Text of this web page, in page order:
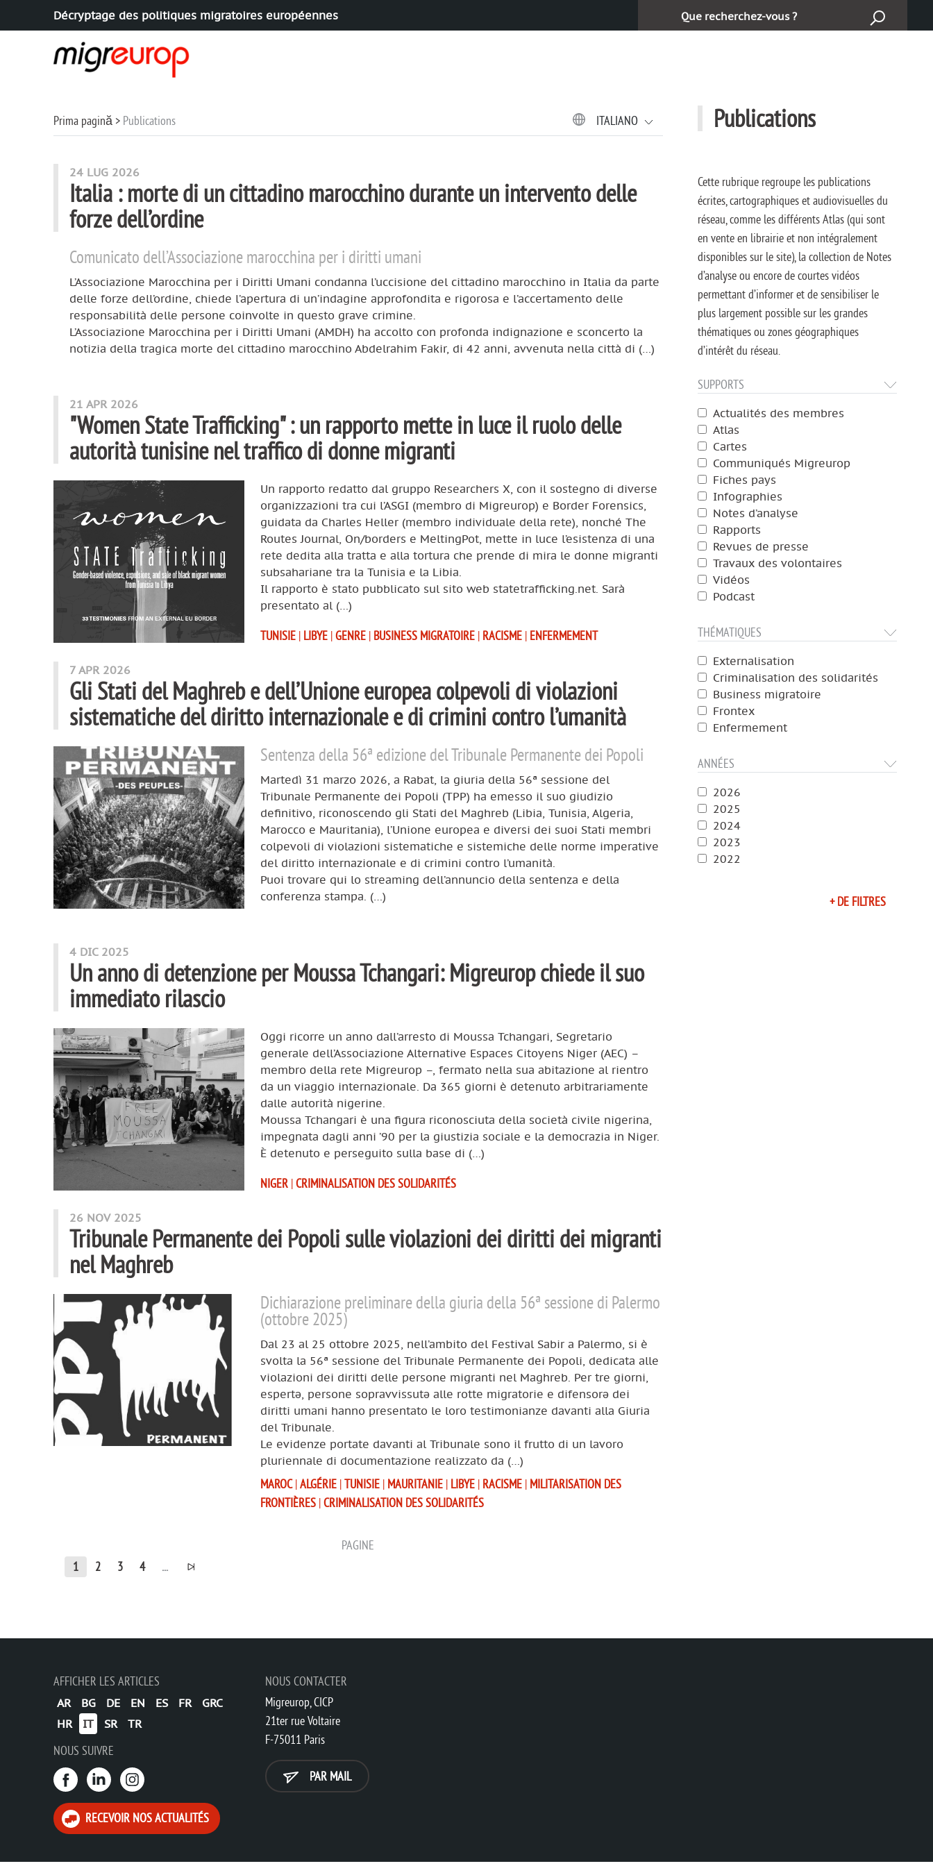
Aller à la navigation
Aller au contenu
Décryptage des politiques migratoires européennes Căutaţi :
Publications
Cette rubrique regroupe les publications
écrites, cartographiques et audiovisuelles du
réseau, comme les différents Atlas (qui sont
en vente en librairie et non intégralement
disponibles sur le site), la collection de Notes
d’analyse ou encore de courtes vidéos
permettant d’informer et de sensibiliser le
plus largement possible sur les grandes
thématiques ou zones géographiques
d’intérêt du réseau.
SUPPORTS
Actualités des membres
Atlas
Cartes
Communiqués Migreurop
Fiches pays
Infographies
Notes d’analyse
Rapports
Revues de presse
Travaux des volontaires
Vidéos
Podcast
THÉMATIQUES
Externalisation
Criminalisation des solidarités
Business migratoire
Frontex
Enfermement
ANNÉES
2026
2025
2024
2023
2022
+ DE FILTRES
Prima pagină Publications ITALIANO
Articoli di questa rubrica
24 LUG 2026
Italia : morte di un cittadino marocchino durante un intervento delle
forze dell’ordine
Comunicato dell’Associazione marocchina per i diritti umani
L’Associazione Marocchina per i Diritti Umani condanna l’uccisione del cittadino marocchino in Italia da parte
delle forze dell’ordine, chiede l’apertura di un’indagine approfondita e rigorosa e l’accertamento delle
responsabilità delle persone coinvolte in questo grave crimine.
L’Associazione Marocchina per i Diritti Umani (AMDH) ha accolto con profonda indignazione e sconcerto la
notizia della tragica morte del cittadino marocchino Abdelrahim Fakir, di 42 anni, avvenuta nella città di (…)
21 APR 2026
"Women State Trafficking" : un rapporto mette in luce il ruolo delle
autorità tunisine nel traffico di donne migranti
Un rapporto redatto dal gruppo Researchers X, con il sostegno di diverse
organizzazioni tra cui l’ASGI (membro di Migreurop) e Border Forensics,
guidata da Charles Heller (membro individuale della rete), nonché The
Routes Journal, On/borders e MeltingPot, mette in luce l’esistenza di una
rete dedita alla tratta e alla tortura che prende di mira le donne migranti
subsahariane tra la Tunisia e la Libia.
Il rapporto è stato pubblicato sul sito web statetrafficking.net. Sarà
presentato al (…)
TUNISIE | LIBYE |GENRE | BUSINESS MIGRATOIRE | RACISME | ENFERMEMENT
7 APR 2026
Gli Stati del Maghreb e dell’Unione europea colpevoli di violazioni
sistematiche del diritto internazionale e di crimini contro l’umanità
Sentenza della 56ª edizione del Tribunale Permanente dei Popoli
Martedì 31 marzo 2026, a Rabat, la giuria della 56ª sessione del
Tribunale Permanente dei Popoli (TPP) ha emesso il suo giudizio
definitivo, riconoscendo gli Stati del Maghreb (Libia, Tunisia, Algeria,
Marocco e Mauritania), l’Unione europea e diversi dei suoi Stati membri
colpevoli di violazioni sistematiche e sistemiche delle norme imperative
del diritto internazionale e di crimini contro l’umanità.
Puoi trovare qui lo streaming dell’annuncio della sentenza e della
conferenza stampa. (…)
4 DIC 2025
Un anno di detenzione per Moussa Tchangari: Migreurop chiede il suo
immediato rilascio
Oggi ricorre un anno dall’arresto di Moussa Tchangari, Segretario
generale dell’Associazione Alternative Espaces Citoyens Niger (AEC) –
membro della rete Migreurop –, fermato nella sua abitazione al rientro
da un viaggio internazionale. Da 365 giorni è detenuto arbitrariamente
dalle autorità nigerine.
Moussa Tchangari è una figura riconosciuta della società civile nigerina,
impegnata dagli anni ’90 per la giustizia sociale e la democrazia in Niger.
È detenuto e perseguito sulla base di (…)
NIGER |CRIMINALISATION DES SOLIDARITÉS
26 NOV 2025
Tribunale Permanente dei Popoli sulle violazioni dei diritti dei migranti
nel Maghreb
Dichiarazione preliminare della giuria della 56ª sessione di Palermo
(ottobre 2025)
Dal 23 al 25 ottobre 2025, nell’ambito del Festival Sabir a Palermo, si è
svolta la 56ª sessione del Tribunale Permanente dei Popoli, dedicata alle
violazioni dei diritti delle persone migranti nel Maghreb. Per tre giorni,
espertə, persone sopravvissutə alle rotte migratorie e difensorə dei
diritti umani hanno presentato le loro testimonianze davanti alla Giuria
del Tribunale.
Le evidenze portate davanti al Tribunale sono il frutto di un lavoro
pluriennale di documentazione realizzato da (…)
MAROC |ALGÉRIE |TUNISIE | MAURITANIE | LIBYE | RACISME | MILITARISATION DES
FRONTIÈRES |CRIMINALISATION DES SOLIDARITÉS
PAGINE
1
2 3 4 ...
AFFICHER LES ARTICLES
AR BG DE EN ES FR
GRC
HR
IT SR TR
NOUS CONTACTER
Migreurop, CICP
21ter rue Voltaire
F-75011 Paris
PAR MAIL
NOUS SUIVRE
RECEVOIR NOS ACTUALITÉS